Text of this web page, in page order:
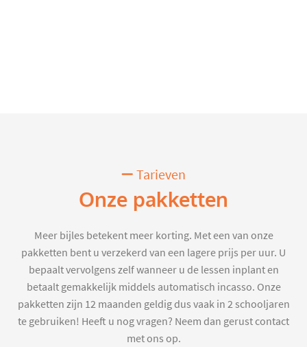
Tarieven
Onze pakketten
Meer bijles betekent meer korting. Met een van onze
pakketten bent u verzekerd van een lagere prijs per uur. U
bepaalt vervolgens zelf wanneer u de lessen inplant en
betaalt gemakkelijk middels automatisch incasso. Onze
pakketten zijn 12 maanden geldig dus vaak in 2 schooljaren
te gebruiken! Heeft u nog vragen? Neem dan gerust contact
met ons op.